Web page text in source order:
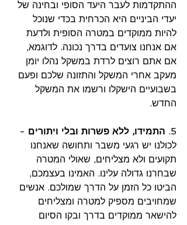
ההתקדמות לעבר היעד הסופי ובחינה של
יעדי הביניים היא הכרחית בכדי שנוכל
להיות ממוקדים במטרה הסופית ולדעת
אם אנחנו צועדים בדרך נכונה. לדוגמא,
אם אתם רוצים לרדת במשקל נהלו יומן
מעקב אחרי המשקל והתזונה שלכם ופעם
בשבועיים הישקלו ורשמו את המשקל
החדש.
5. התמידו, ללא פשרות ובלי ויתורים -
לכולנו יש רגעי משבר ותחושה שאנחנו
תקועים ולא מצליחים, שאולי המטרה
שבחרנו גדולה עלינו. האמינו בעצמכם,
הביטו כל הזמן על הדרך שמולכם. אנשים
שמחויבים מספיק למטרה ומצליחים
להישאר ממוקדים בדרך ובקו הסיום